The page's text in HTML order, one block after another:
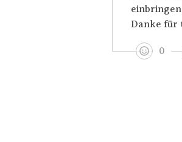
Danke für
0